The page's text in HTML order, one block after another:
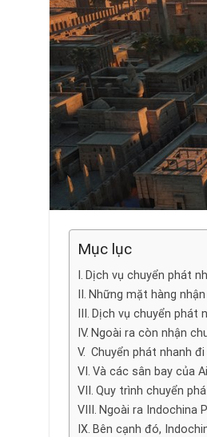
Mục lục
Dịch vụ chuyển phát
Những mặt hàng
Dịch vụ chuyển phát
Ngoài ra còn nhận
Chuyển phát nhanh
Và các sân bay của
Quy trình chuyển
Ngoài ra Indochina
Bên cạnh đó,